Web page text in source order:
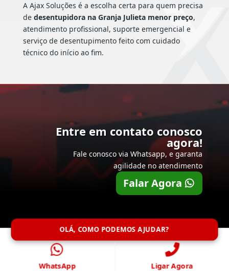
A Ajax Soluções é a escolha certa para quem precisa
de desentupidora na Granja Julieta menor preço,
atendimento profissional, suporte emergencial e
serviço de desentupimento feito com cuidado
técnico do início ao fim.
Entre em contato conosco
agora!
Fale conosco via Whatsapp, e garanta
agilidade no atendimento
Falar Agora
OLÁ, COMO PODEMOS AJUDAR?
WhatsApp Ligar Agora